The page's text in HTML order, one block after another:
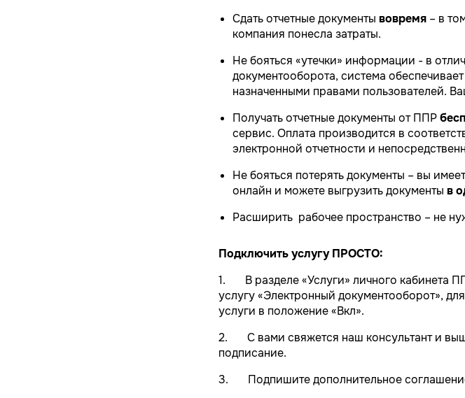
Сдать отчетные документы вовремя – в
компания понесла затраты.
Не бояться «утечки» информации - в
документооборота, система
назначенными правами пользователей.
Получать отчетные документы от ППР
сервис. Оплата производится в
электронной отчетности и
Не бояться потерять документы – вы
онлайн и можете выгрузить документы в
Расширить рабочее пространство – не
Подключить услугу ПРОСТО:
1. В разделе «Услуги» личного кабинета
услугу «Электронный документооборот»,
услуги в положение «Вкл».
2. С вами свяжется наш консультант и
подписание.
3. Подпишите дополнительное